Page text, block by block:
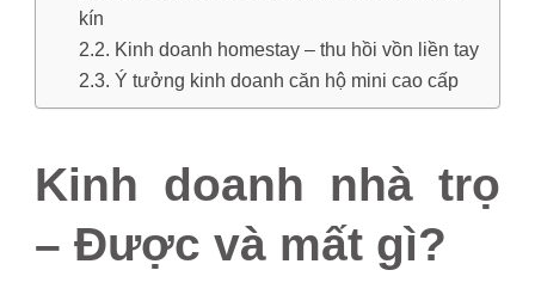
kín
Kinh doanh homestay – thu hồi vồn liền tay
Ý tưởng kinh doanh căn hộ mini cao cấp
Kinh doanh nhà trọ
– Được và mất gì?